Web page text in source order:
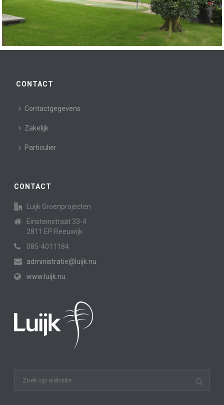
CONTACT
Contactgegevens
Zakelijk
Particulier
CONTACT
Luijk Groenprojecten
Einsteinstraat 33-4
2811 EP Reeuwijk
085-4011184
administratie@luijk.nu
www.luijk.nu